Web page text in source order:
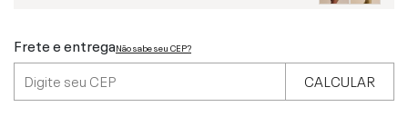
Frete e entregaNão sabe seu CEP?
CALCULAR